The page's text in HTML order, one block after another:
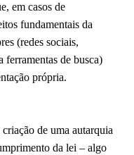
em casos de
fundamentais da
(redes sociais,
ferramentas de busca)
própria.
de uma autarquia
da lei – algo